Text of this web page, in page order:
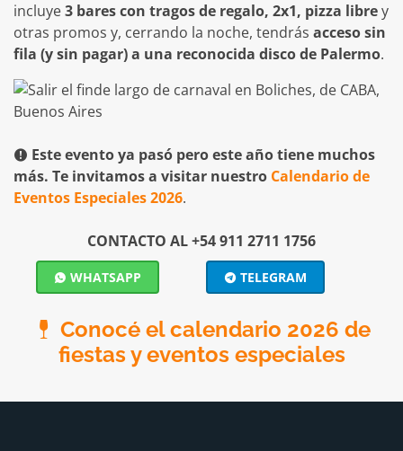
incluye3 bares con tragos de regalo, 2x1, pizza librey
otras promos y, cerrando la noche, tendrás acceso sin
fila (y sin pagar) a una reconocida disco de Palermo.
Este evento ya pasó pero este año tiene muchos
más. Te invitamos a visitar nuestro Calendario de
Eventos Especiales 2026.
CONTACTO AL +54 911 2711 1756
WHATSAPP TELEGRAM
Conocé el calendario 2026 de
fiestas y eventos especiales